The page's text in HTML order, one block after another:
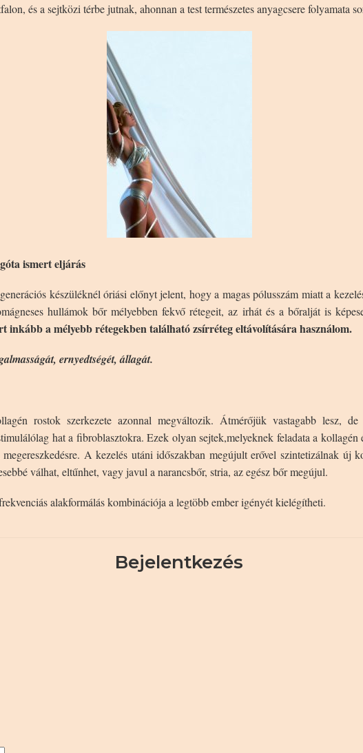
és a sejtközi térbe jutnak, ahonnan a test természetes anyagcsere folyamata
ismert eljárás
készüléknél óriási előnyt jelent, hogy a magas pólusszám miatt a
hullámok bőr mélyebben fekvő rétegeit, az irhát és a bőralját is
inkább a mélyebb rétegekben található zsírréteg eltávolítására használom.
ernyedtségét, állagát.
rostok szerkezete azonnal megváltozik. Átmérőjük vastagabb lesz,
hat a fibroblasztokra. Ezek olyan sejtek,melyeknek feladata a
A kezelés utáni időszakban megújult erővel szintetizálnak új
válhat, eltűnhet, vagy javul a narancsbőr, stria, az egész bőr megújul.
alakformálás kombinációja a legtöbb ember igényét kielégítheti.
Bejelentkezés